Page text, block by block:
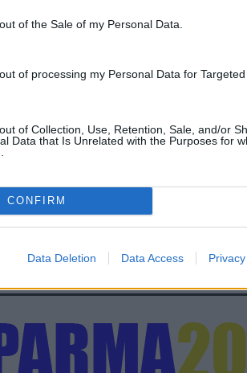
of the Sale of my Personal Data.
of processing my Personal Data for Targeted
of Collection, Use, Retention, Sale, and/or
Data that Is Unrelated with the Purposes for
CONFIRM
Data Deletion Data Access